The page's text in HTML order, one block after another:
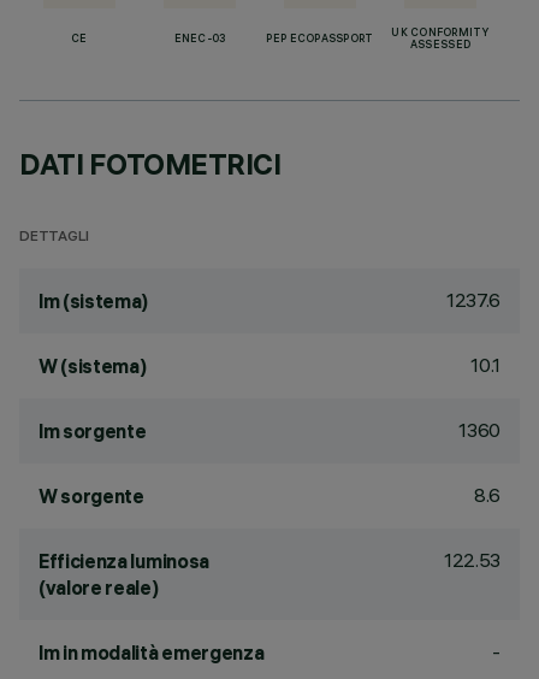
CE ENEC-03 PEP ECOPASSPORT
UK CONFORMITY
ASSESSED
DATI FOTOMETRICI
DETTAGLI
lm (sistema) 1237.6
W (sistema) 10.1
lm sorgente 1360
W sorgente 8.6
Efficienza luminosa
(valore reale)
122.53
lm in modalità emergenza -